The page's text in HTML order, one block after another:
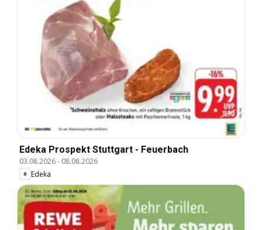
Edeka Prospekt Stuttgart - Feuerbach
03.08.2026- 08.08.2026
Edeka